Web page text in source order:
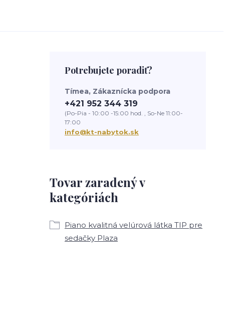
Tovar zaradený v
kategóriách
Piano kvalitná velúrová látka TIP pre
sedačky Plaza
Potrebujete poradiť?
Tímea, Zákaznícka podpora
+421 952 344 319
(Po-Pia - 10:00 -15:00 hod. , So-Ne 11:00-
17:00
info@kt-nabytok.sk